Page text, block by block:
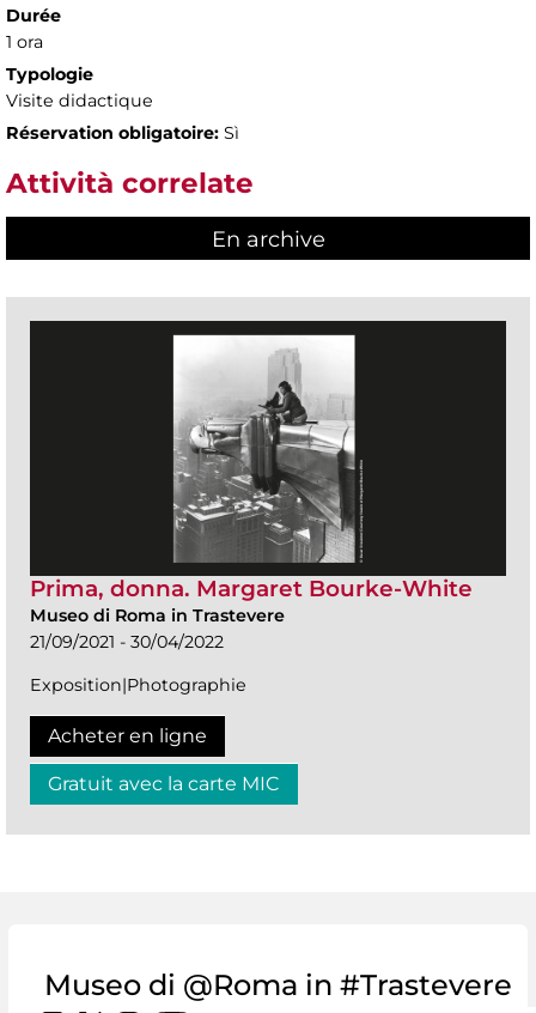
Durée
1 ora
Typologie
Visite didactique
Réservation obligatoire: Sì
Attività correlate
En archive
Prima, donna. Margaret Bourke-White
Museo di Roma in Trastevere
21/09/2021 - 30/04/2022
Exposition|Photographie
Acheter en ligne
Gratuit avec la carte MIC
Museo di @Roma in #Trastevere